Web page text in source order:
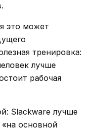
это может
тренировка:
лучше
рабочая
Slackware лучше
основной